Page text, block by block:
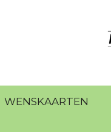
WENSKAARTEN